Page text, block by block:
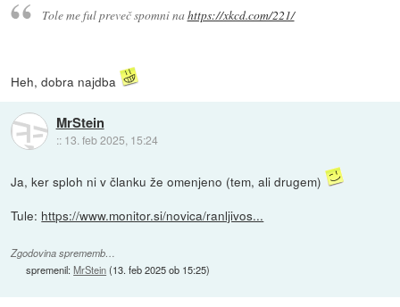
Tole me ful preveč spomni nahttps://xkcd.com/221/
Heh, dobra najdba
MrStein
:: 13. feb 2025, 15:24
Ja, ker sploh ni v članku že omenjeno (tem, ali drugem)
Tule: https://www.monitor.si/novica/ranljivos...
Zgodovina sprememb…
spremenil:MrStein(13. feb 2025 ob 15:25)